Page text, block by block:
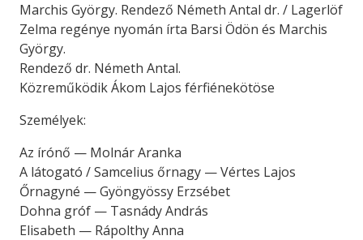
Marchis György. Rendező Németh Antal dr. / Lagerlöf
Zelma regénye nyomán írta Barsi Ödön és Marchis
György.
Rendező dr. Németh Antal.
Közreműködik Ákom Lajos férfiénekötöse
Személyek:
Az írónő — Molnár Aranka
A látogató / Samcelius őrnagy — Vértes Lajos
Őrnagyné — Gyöngyössy Erzsébet
Dohna gróf — Tasnády András
Elisabeth — Rápolthy Anna